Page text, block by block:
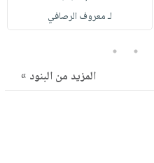
لـ معروف الرصافي
4
5
المزيد من البنود »